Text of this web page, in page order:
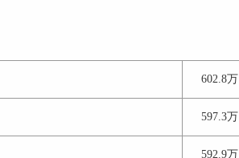
602.8万
597.3万
592.9万